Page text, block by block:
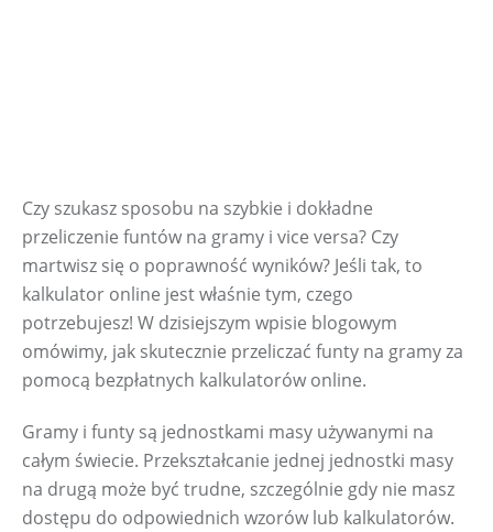
Czy szukasz sposobu na szybkie i dokładne
przeliczenie funtów na gramy i vice versa? Czy
martwisz się o poprawność wyników? Jeśli tak, to
kalkulator online jest właśnie tym, czego
potrzebujesz! W dzisiejszym wpisie blogowym
omówimy, jak skutecznie przeliczać funty na gramy za
pomocą bezpłatnych kalkulatorów online.
Gramy i funty są jednostkami masy używanymi na
całym świecie. Przekształcanie jednej jednostki masy
na drugą może być trudne, szczególnie gdy nie masz
dostępu do odpowiednich wzorów lub kalkulatorów.